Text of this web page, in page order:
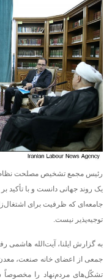
رئیس مجمع تشخیص مصلحت نظام،
یک روند جهانی دانست و با تأکید
جامعه‌ای که ظرفیت برای
توجیه‌پذیر نیست.
به گزارش ایلنا، آیت‌الله هاشمی
جمعی از اعضای خانه صنعت، معدن
تشکّل‌های مردم‌نهاد را